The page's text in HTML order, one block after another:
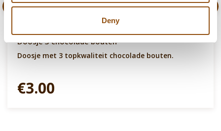
Deny
Doosje 3 chocolade bouten
Doosje met 3 topkwaliteit chocolade bouten.
€3.00